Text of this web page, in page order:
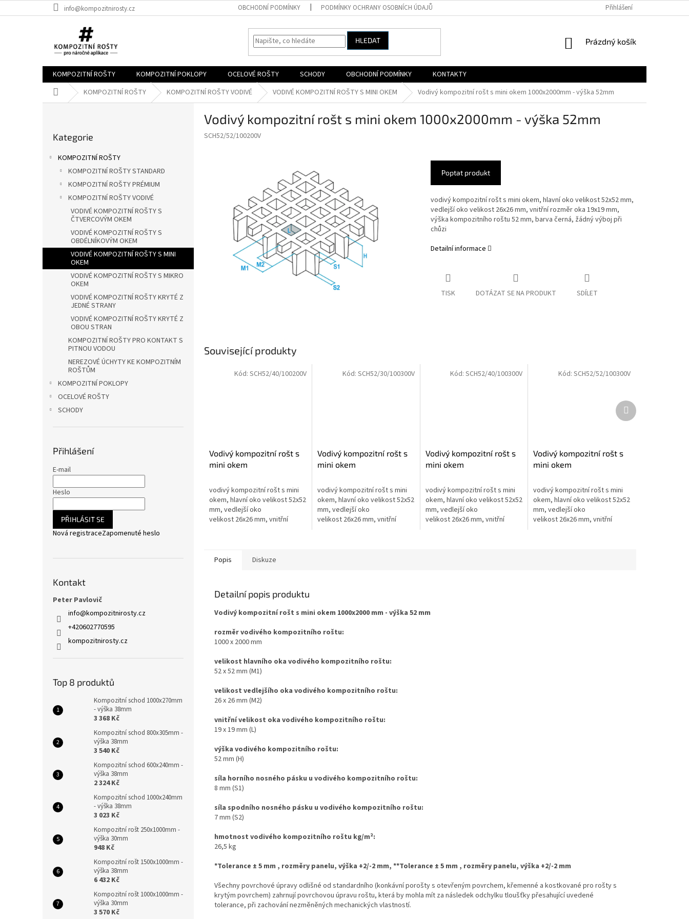
na
info@kompozitnirosty.cz OBCHODNÍ PODMÍNKY PODMÍNKY OCHRANY OSOBNÍCH ÚDAJŮ Přihlášení
HLEDAT
NÁKUPNÍ
Prázdný košík
KOMPOZITNÍ ROŠTY KOMPOZITNÍ POKLOPY OCELOVÉ ROŠTY SCHODY OBCHODNÍ PODMÍNKY
KONTAKTY
Domů KOMPOZITNÍ ROŠTY KOMPOZITNÍ ROŠTY VODIVÉ VODIVÉ KOMPOZITNÍ ROŠTY S MINI OKEM Vodivý kompozitní rošt s mini okem 1000x2000mm - výška 52mm
kategorie
Kategorie
KOMPOZITNÍ ROŠTY
KOMPOZITNÍ ROŠTY STANDARD
KOMPOZITNÍ ROŠTY PRÉMIUM
KOMPOZITNÍ ROŠTY VODIVÉ
VODIVÉ KOMPOZITNÍ ROŠTY S
ČTVERCOVÝM OKEM
VODIVÉ KOMPOZITNÍ ROŠTY S
OBDÉLNÍKOVÝM OKEM
VODIVÉ KOMPOZITNÍ ROŠTY S MINI
OKEM
VODIVÉ KOMPOZITNÍ ROŠTY S MIKRO
OKEM
VODIVÉ KOMPOZITNÍ ROŠTY KRYTÉ Z
JEDNÉ STRANY
VODIVÉ KOMPOZITNÍ ROŠTY KRYTÉ Z
OBOU STRAN
KOMPOZITNÍ ROŠTY PRO KONTAKT S
PITNOU VODOU
NEREZOVÉ ÚCHYTY KE KOMPOZITNÍM
ROŠTŮM
KOMPOZITNÍ POKLOPY
OCELOVÉ ROŠTY
SCHODY
Přihlášení
E-mail
Heslo
PŘIHLÁSIT SE
Nová registraceZapomenuté heslo
Kontakt
Peter Pavlovič
info@kompozitnirosty.cz
+420602770595
kompozitnirosty.cz
Top 8 produktů
Kompozitní schod 1000x270mm
- výška 38mm
3 368 Kč
Kompozitní schod 800x305mm -
výška 38mm
3 540 Kč
Kompozitní schod 600x240mm -
výška 38mm
2 324 Kč
Kompozitní schod 1000x240mm
- výška 38mm
3 023 Kč
Kompozitní rošt 250x1000mm -
výška 30mm
948 Kč
Kompozitní rošt 1500x1000mm -
výška 38mm
6 432 Kč
Kompozitní rošt 1000x1000mm -
výška 30mm
3 570 Kč
Vodivý kompozitní rošt s mini okem 1000x2000mm - výška 52mm
SCH52/52/100200V
Poptat produkt
vodivý kompozitní rošt s mini okem, hlavní oko velikost 52x52 mm,
vedlejší oko velikost 26x26 mm, vnitřní rozměr oka 19x19 mm,
výška kompozitního roštu 52 mm, barva černá, žádný výboj při
chůzi
Detailní informace
TISK DOTÁZAT SE NA PRODUKT SDÍLET
Související produkty
Vodivý kompozitní rošt s
mini okem
40mm
vodivý kompozitní rošt s mini
okem, hlavní oko velikost 52x52
mm, vedlejší oko
velikost 26x26 mm, vnitřní
Kód: SCH52/40/100200V
Vodivý kompozitní rošt s
mini okem
30mm
vodivý kompozitní rošt s mini
okem, hlavní oko velikost 52x52
mm, vedlejší oko
velikost 26x26 mm, vnitřní
Kód: SCH52/30/100300V
Vodivý kompozitní rošt s
mini okem
40mm
vodivý kompozitní rošt s mini
okem, hlavní oko velikost 52x52
mm, vedlejší oko
velikost 26x26 mm, vnitřní
Kód:SCH52/40/100300V
Vodivý kompozitní rošt s
mini okem
52mm
vodivý kompozitní rošt s mini
okem, hlavní oko velikost 52x52
mm, vedlejší oko
velikost 26x26 mm, vnitřní
Kód: SCH52/52/100300V
Další
produkt
Popis Diskuze
Detailní popis produktu
Vodivý kompozitní rošt s mini okem 1000x2000 mm - výška 52 mm
rozměr vodivého kompozitního roštu:
1000 x 2000 mm
velikost hlavního oka vodivého kompozitního roštu:
52 x 52 mm (M1)
velikost vedlejšího oka vodivého kompozitního roštu:
26 x 26 mm (M2)
vnitřní velikost oka vodivého kompozitního roštu:
19 x 19 mm (L)
výška vodivého kompozitního roštu:
52 mm (H)
síla horního nosného pásku u vodivého kompozitního roštu:
8 mm (S1)
síla spodního nosného pásku u vodivého kompozitního roštu:
7 mm (S2)
hmotnost vodivého kompozitního roštu kg/m²:
26,5 kg
*Tolerance ± 5 mm , rozměry panelu, výška +2/-2 mm, **Tolerance ± 5 mm , rozměry panelu, výška +2/-2 mm
Všechny povrchové úpravy odlišné od standardního (konkávníporošty s otevřeným povrchem, křemenné a kostkované pro roštys
krytým povrchem) zahrnují povrchovou úpravu roštu, která by mohla mít za následek odchylku tloušťky přesahujícíuvedené
tolerance, při zachování nezměněných mechanických vlastností.